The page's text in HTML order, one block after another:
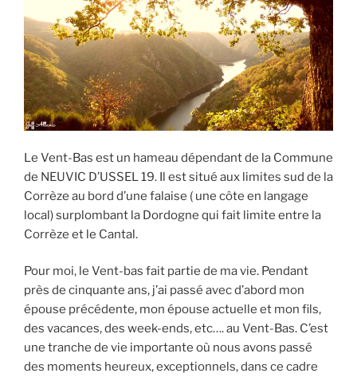
Le Vent-Bas est un hameau dépendant de la Commune
de NEUVIC D’USSEL 19. Il est situé aux limites sud de la
Corrèze au bord d’une falaise ( une côte en langage
local) surplombant la Dordogne qui fait limite entre la
Corrèze et le Cantal.
Pour moi, le Vent-bas fait partie de ma vie. Pendant
près de cinquante ans, j’ai passé avec d’abord mon
épouse précédente, mon épouse actuelle et mon fils,
des vacances, des week-ends, etc…. au Vent-Bas. C’est
une tranche de vie importante où nous avons passé
des moments heureux, exceptionnels, dans ce cadre